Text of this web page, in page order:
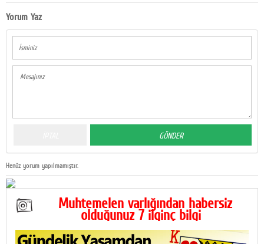
Yorum Yaz
Henüz yorum yapılmamıştır.
Muhtemelen varlığından habersiz
olduğunuz 7 ilginç bilgi